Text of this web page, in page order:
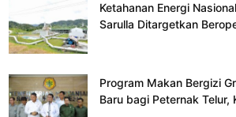
Ketahanan Energi
Sarulla Ditargetkan
Program Makan Bergizi
Baru bagi Peternak Telur,